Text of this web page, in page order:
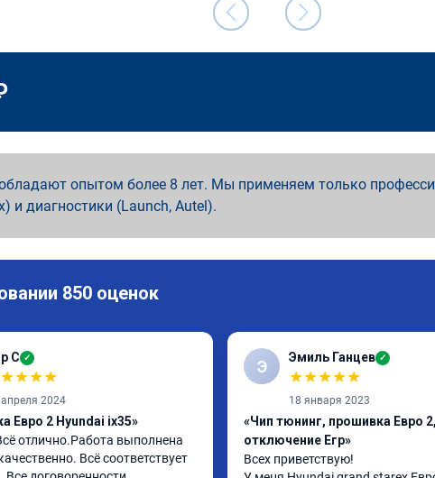
опытом более 8 лет. Мы применяем только
и диагностики (Launch, Autel).
850 оценок
С ✓
★★★★
2024
Евро 2 Hyundai ix35»
отлично.Работа выполнена
Всё соответствует
Э Эмиль Ганцев ✓
★★★★★
18 января 2023
«Чип тюнинг, прошивка Евро 2,
отключение Егр»
Всех приветствую!